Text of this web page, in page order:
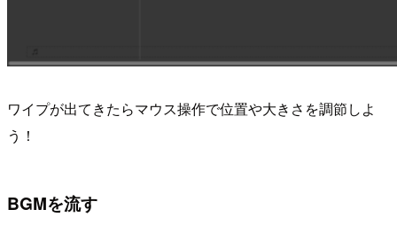
ワイプが出てきたらマウス操作で位置や大きさを調節しよ
う！
BGMを流す